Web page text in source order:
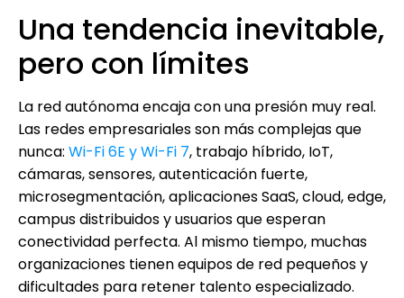
Una tendencia inevitable,
pero con límites
La red autónoma encaja con una presión muy real.
Las redes empresariales son más complejas que
nunca: Wi-Fi 6E y Wi-Fi 7, trabajo híbrido, IoT,
cámaras, sensores, autenticación fuerte,
microsegmentación, aplicaciones SaaS, cloud, edge,
campus distribuidos y usuarios que esperan
conectividad perfecta. Al mismo tiempo, muchas
organizaciones tienen equipos de red pequeños y
dificultades para retener talento especializado.